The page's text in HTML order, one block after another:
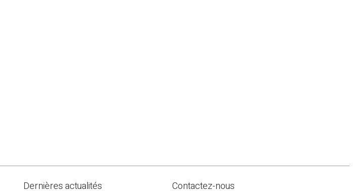
Dernières actualités Contactez-nous